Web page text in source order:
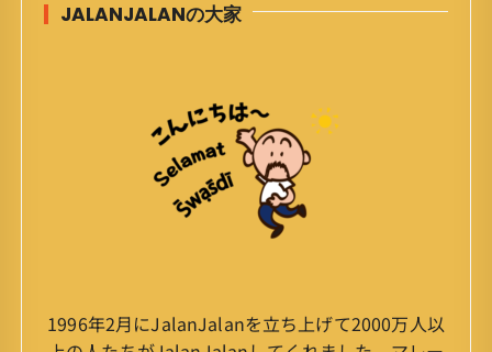
JALANJALANの大家
1996年2月にJalanJalanを立ち上げて2000万人以